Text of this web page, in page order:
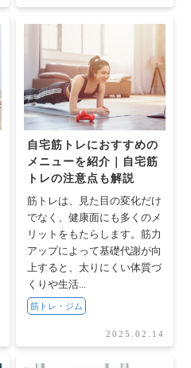
自宅筋トレにおすすめの
メニューを紹介｜自宅筋
トレの注意点も解説
筋トレは、見た目の変化だけ
でなく、健康面にも多くのメ
リットをもたらします。筋力
アップによって基礎代謝が向
上すると、太りにくい体質づ
くりや生活...
筋トレ・ジム
2025.02.14